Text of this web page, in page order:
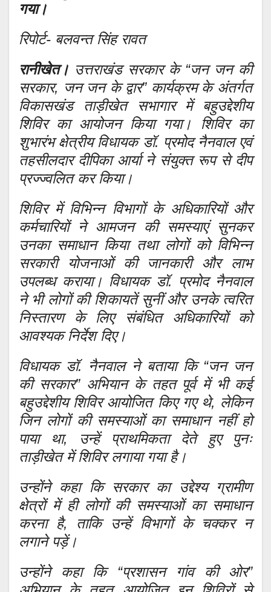
गया।
रिपोर्ट- बलवन्त सिंह रावत
रानीखेत। उत्तराखंड सरकार के “जन जन की
सरकार, जन जन के द्वार” कार्यक्रम के अंतर्गत
विकासखंड ताड़ीखेत सभागार में बहुउद्देशीय
शिविर का आयोजन किया गया। शिविर का
शुभारंभ क्षेत्रीय विधायक डॉ. प्रमोद नैनवाल एवं
तहसीलदार दीपिका आर्या ने संयुक्त रूप से दीप
प्रज्ज्वलित कर किया।
शिविर में विभिन्न विभागों के अधिकारियों और
कर्मचारियों ने आमजन की समस्याएं सुनकर
उनका समाधान किया तथा लोगों को विभिन्न
सरकारी योजनाओं की जानकारी और लाभ
उपलब्ध कराया। विधायक डॉ. प्रमोद नैनवाल
ने भी लोगों की शिकायतें सुनीं और उनके त्वरित
निस्तारण के लिए संबंधित अधिकारियों को
आवश्यक निर्देश दिए।
विधायक डॉ. नैनवाल ने बताया कि “जन जन
की सरकार” अभियान के तहत पूर्व में भी कई
बहुउद्देशीय शिविर आयोजित किए गए थे, लेकिन
जिन लोगों की समस्याओं का समाधान नहीं हो
पाया था, उन्हें प्राथमिकता देते हुए पुनः
ताड़ीखेत में शिविर लगाया गया है।
उन्होंने कहा कि सरकार का उद्देश्य ग्रामीण
क्षेत्रों में ही लोगों की समस्याओं का समाधान
करना है, ताकि उन्हें विभागों के चक्कर न
लगाने पड़ें।
उन्होंने कहा कि “प्रशासन गांव की ओर”